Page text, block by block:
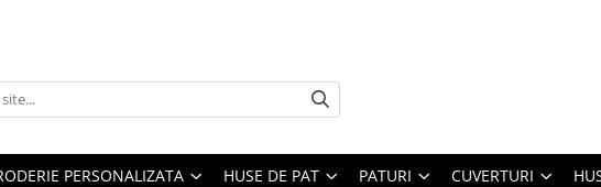
PERSONALIZATA HUSE DE PAT PATURI CUVERTURI